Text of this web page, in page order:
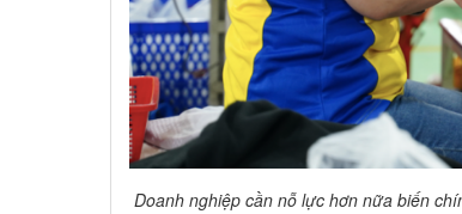
Doanh nghiệp cần nỗ lực hơn nữa biến